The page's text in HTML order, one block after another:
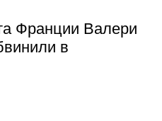
Франции Валери
в